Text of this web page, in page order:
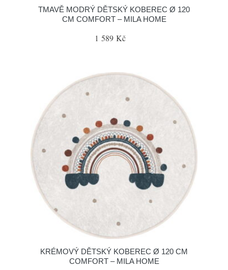
TMAVĚ MODRÝ DĚTSKÝ KOBEREC Ø 120
CM COMFORT – MILA HOME
1 589 Kč
KRÉMOVÝ DĚTSKÝ KOBEREC Ø 120 CM
COMFORT – MILA HOME